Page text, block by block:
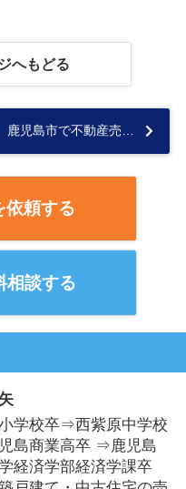
へもどる
鹿児島市で不動産売却を検討中の方へ！築年数の影響と価格の目安をご紹介...
依頼する
相談する
学校卒⇒西紫原中学校
島商業高卒 ⇒鹿児島
経済学部経済学課卒